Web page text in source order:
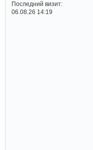
Последний визит:
06.08.26 14:19